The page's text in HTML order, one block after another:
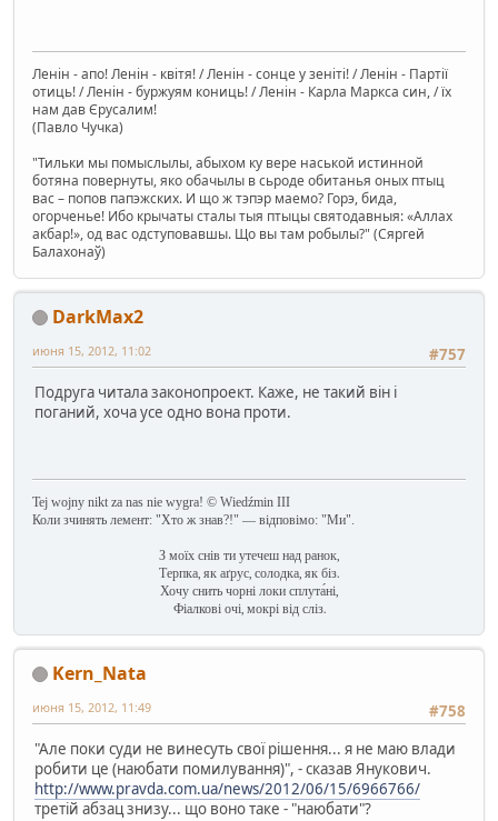
Ленін - апо! Ленін - квітя! / Ленін - сонце у зеніті! / Ленін - Партії
отиць! / Ленін - буржуям кониць! / Ленін - Карла Маркса син, / їх
нам дав Єрусалим!
(Павло Чучка)
"Тильки мы помыслылы, абыхом ку вере наськой истинной
ботяна повернуты, яко обачылы в сьроде обитанья оных птыц
вас – попов папэжских. И що ж тэпэр маемо? Горэ, бида,
огорченье! Ибо крычаты сталы тыя птыцы святодавныя: «Аллах
акбар!», од вас одступовавшы. Що вы там робылы?" (Сяргей
Балахонаў)
DarkMax2
#757
июня 15, 2012, 11:02
Подруга читала законопроект. Каже, не такий він і
поганий, хоча усе одно вона проти.
Tej wojny nikt za nas nie wygra! © Wiedźmin III
Коли зчинять лемент: "Хто ж знав?!" — відповімо: "Ми".
З моїх снів ти утечеш над ранок,
Терпка, як аґрус, солодка, як біз.
Хочу снить чорні локи сплута́ні,
Фіалкові очі, мокрі від сліз.
Kern_Nata
#758
июня 15, 2012, 11:49
"Але поки суди не винесуть свої рішення... я не маю влади
робити це (наюбати помилування)", - сказав Янукович.
http://www.pravda.com.ua/news/2012/06/15/6966766/
третій абзац знизу... що воно таке - "наюбати"?